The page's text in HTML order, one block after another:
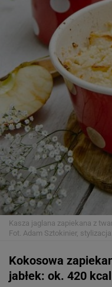
Kasza jaglana zapiekana z
Fot. Adam Sztokinier,
Kokosowa
jabłek: ok. 420 kcal